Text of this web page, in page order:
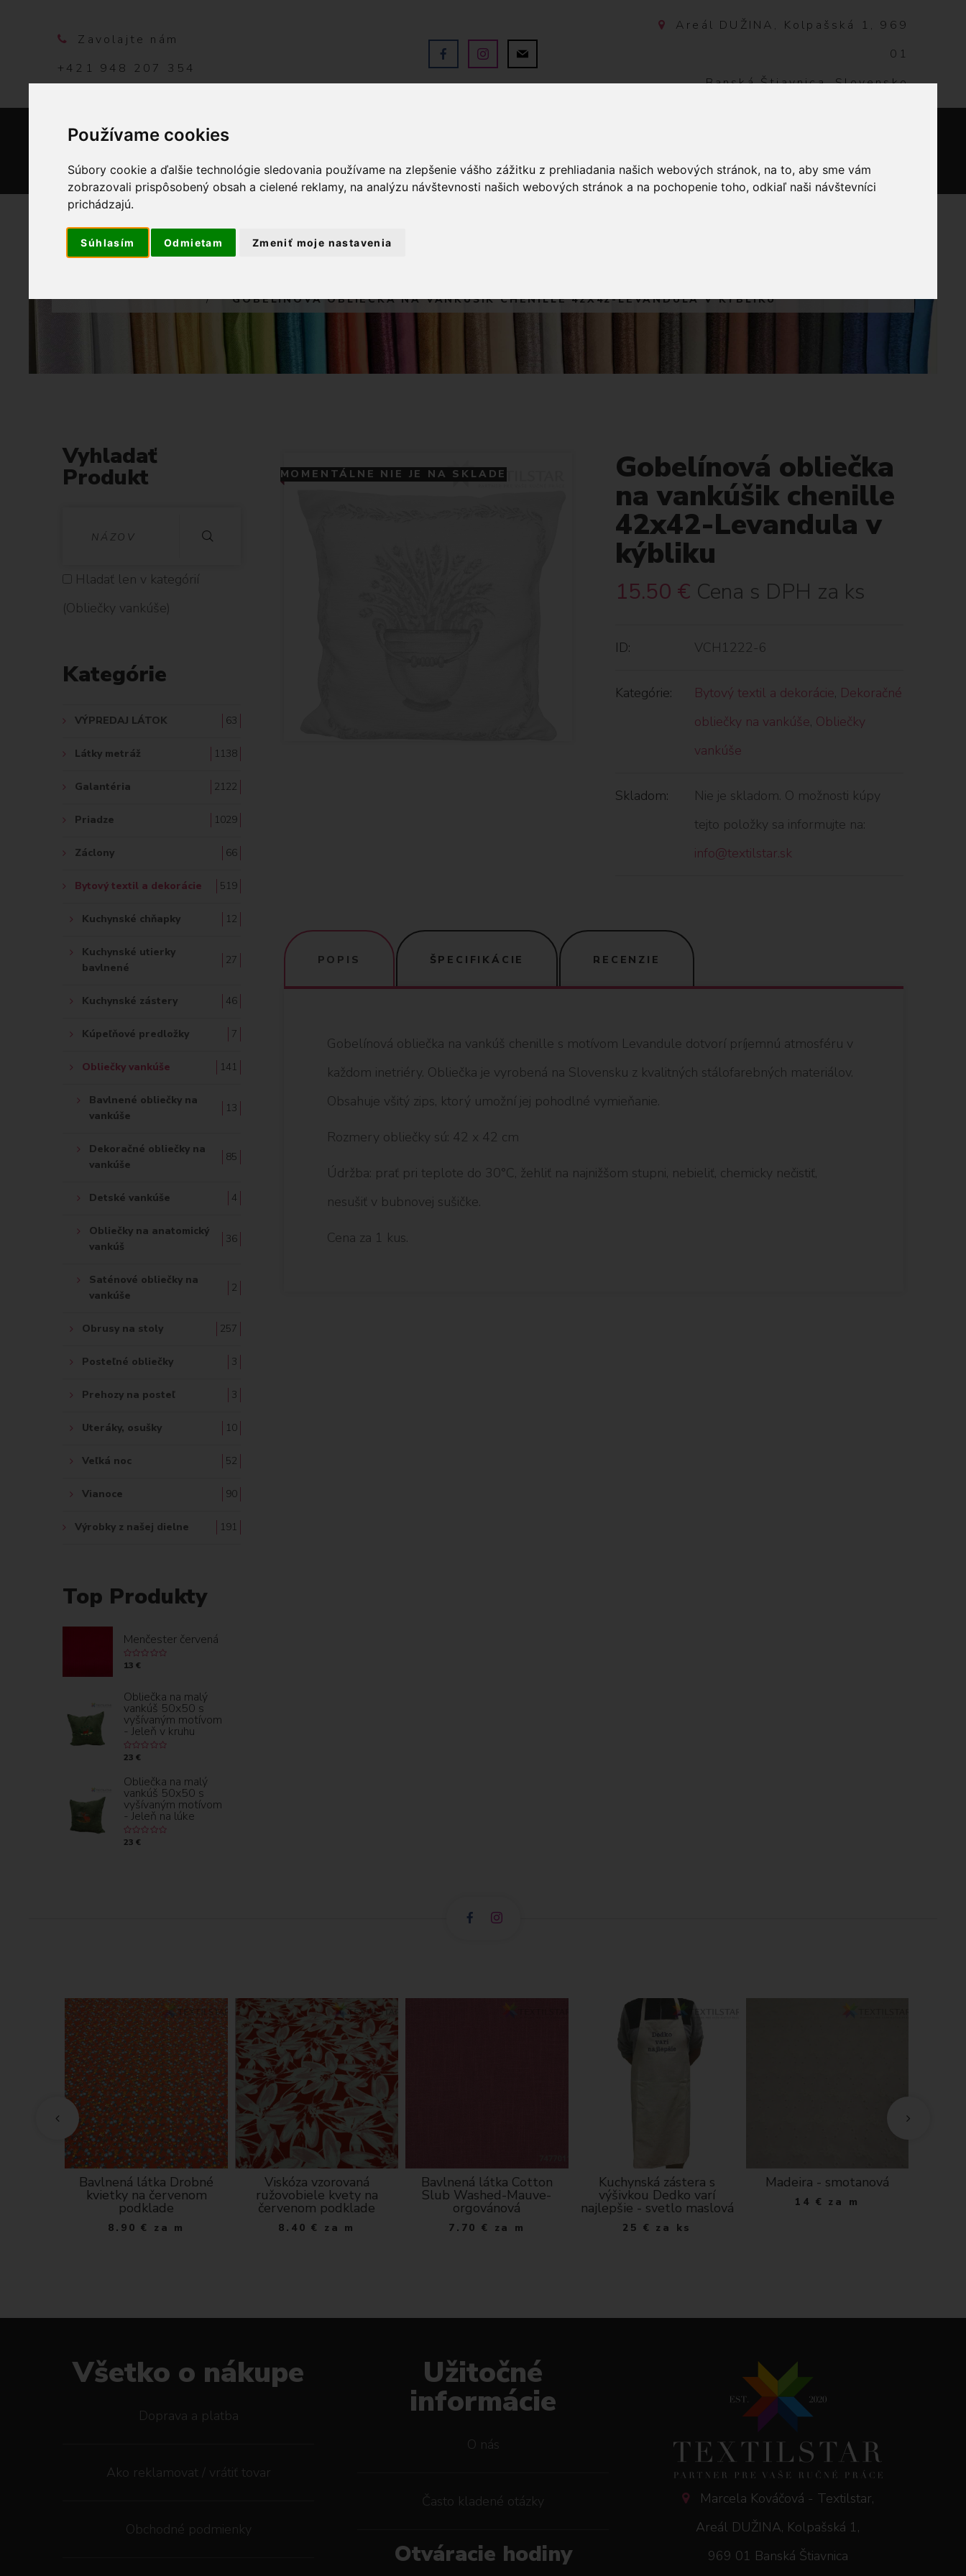
Používame cookies
Súbory cookie a ďalšie technológie sledovania používame na zlepšenie vášho zážitku z prehliadania našich webových stránok, na to, aby sme vám
zobrazovali prispôsobený obsah a cielené reklamy, na analýzu návštevnosti našich webových stránok a na pochopenie toho, odkiaľ naši návštevníci
prichádzajú.
Súhlasím Odmietam Zmeniť moje nastavenia
Zavolajte nám
+421 948 207 354
Areál DUŽINA, Kolpašská 1, 969
01
Banská Štiavnica, Slovensko
GOBELÍNOVÁ OBLIEČKA NA VANKÚŠIK CHENILLE 42X42-LEVANDULA V KÝBLIKU
MOMENTÁLNE NIE JE NA SKLADE Gobelínová obliečka
na vankúšik chenille
42x42-Levandula v
kýbliku
15.50 € Cena s DPH za ks
ID: VCH1222-6
Kategórie: Bytový textil a dekorácie, Dekoračné
obliečky na vankúše, Obliečky
vankúše
Skladom:
Nie je skladom. O možnosti kúpy
tejto položky sa informujte na:
info@textilstar.sk
POPIS ŠPECIFIKÁCIE RECENZIE
Gobelínová obliečka na vankúš chenille s motívom Levandule dotvorí príjemnú atmosféru v
každom inetriéry. Obliečka je vyrobená na Slovensku z kvalitných stálofarebných materiálov.
Obsahuje všitý zips, ktorý umožní jej pohodlné vymieňanie.
Rozmery obliečky sú: 42 x 42 cm
Údržba: prať pri teplote do 30°C, žehliť na najnižšom stupni, nebieliť, chemicky nečistiť,
nesušiť v bubnovej sušičke.
Cena za 1 kus.
Vyhladať
Produkt
H
L
D
Ť
:
Hladať len v kategórií
(Obliečky vankúše)
Kategórie
VÝPREDAJ LÁTOK 63
Látky metráž 1138
Galantéria 2122
Priadze 1029
Záclony 66
Bytový textil a dekorácie 519
Kuchynské chňapky 12
Kuchynské utierky
bavlnené
27
Kuchynské zástery 46
Kúpeľňové predložky 7
Obliečky vankúše 141
Bavlnené obliečky na
vankúše
13
Dekoračné obliečky na
vankúše
85
Detské vankúše 4
Obliečky na anatomický
vankúš
36
Saténové obliečky na
vankúše
2
Obrusy na stoly 257
Posteľné obliečky 3
Prehozy na posteľ 3
Uteráky, osušky 10
Veľká noc 52
Vianoce 90
Výrobky z našej dielne 191
Top Produkty
Menčester červená
13 €
Obliečka na malý
vankúš 50x50 s
vyšívaným motívom
- Jeleň v kruhu
23 €
Obliečka na malý
vankúš 50x50 s
vyšívaným motívom
- Jeleň na lúke
23 €
Bavlnená látka Drobné
kvietky na červenom
podklade
8.90 € za m
Viskóza vzorovaná
ružovobiele kvety na
červenom podklade
8.40 € za m
Bavlnená látka Cotton
Slub Washed-Mauve-
orgovánová
7.70 € za m
Kuchynská zástera s
výšivkou Dedko varí
najlepšie - svetlo maslová
25 € za ks
Madeira - smotanová
14 € za m
Marcela Kováčová - Textilstar,
Areál DUŽINA, Kolpašská 1,
969 01 Banská Štiavnica
Všetko o nákupe
Doprava a platba
Ako reklamovat / vrátiť tovar
Obchodné podmienky
Užitočné
informácie
O nás
Často kladené otázky
Otváracie hodiny